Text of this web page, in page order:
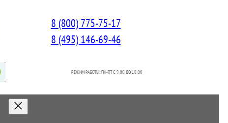
8 (800) 775-75-17
8 (495) 146-69-46
РЕЖИМ РАБОТЫ: ПН-ПТ C 9.00 ДО 18.00